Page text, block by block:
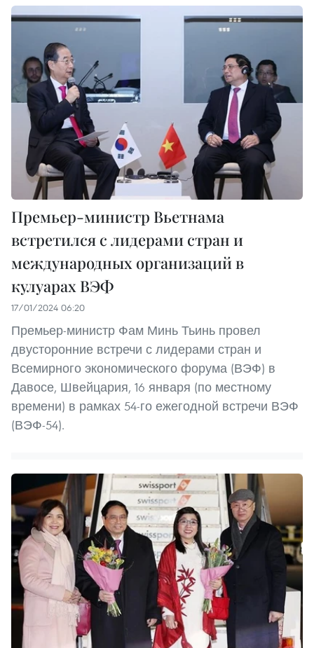
Премьер-министр Вьетнама
встретился с лидерами стран и
международных организаций в
кулуарах ВЭФ
17/01/2024 06:20
Премьер-министр Фам Минь Тьинь провел
двусторонние встречи с лидерами стран и
Всемирного экономического форума (ВЭФ) в
Давосе, Швейцария, 16 января (по местному
времени) в рамках 54-го ежегодной встречи ВЭФ
(ВЭФ-54).